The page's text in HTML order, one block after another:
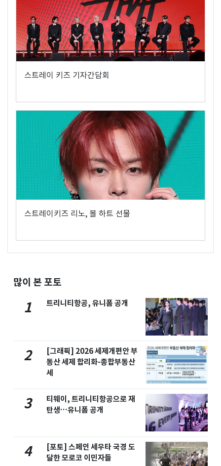
스트레이 키즈 기자간담회
스트레이키즈 리노, 볼 하트 선물
많이 본 포토
1 트리니티항공, 유니폼 공개
2
[그래픽] 2026 세제개편안 부
동산 세제 합리화-종합부동산
세
3
티웨이, 트리니티항공으로 재
탄생…유니폼 공개
4
[포토] 스페인 세우타 국경 도
달한 모로코 이민자들